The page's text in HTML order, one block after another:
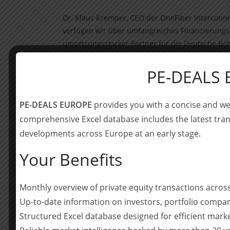
Dr. Klaus Kremper, CEO der OneFiber
verfügen wir über umfangreiches
umsetzungsstarker Partner für die Deutsche
Wir konzentrieren uns zunächst auf die zügige
Netzes mit höchsten Anforderungen an die
deutlich näher an ihre Kunden heran. Das gilt
mittelständische Unternehmen, und für
eine wesentliche Voraussetzung dafür,
enormen Schub: für Unternehmen, vor allem
Die OneFiber Interconnect Germany GmbH,
deren Gründer, Mitarbeiter und Partner über
und Telekommunikations-Technik verfügen.
PE-DEALS
PE-DEALS EUROPE provides you with a concise and
comprehensive Excel database includes the latest
developments across Europe at an early stage.
Your Benefits
Monthly overview of private equity transactions
Up-to-date information on investors, portfolio
Structured Excel database designed for efficient